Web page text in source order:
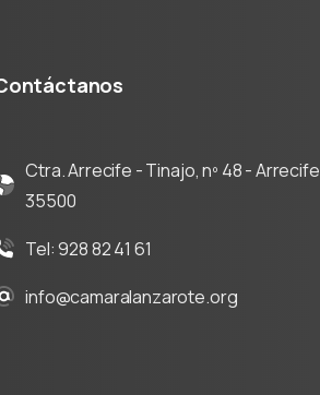
Ctra. Arrecife - Tinajo, nº 48 - Arrecife
35500
Tel: 928 82 41 61
info@camaralanzarote.org